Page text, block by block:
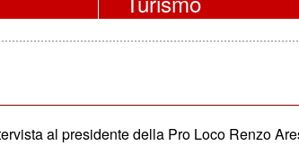
al presidente della Pro Loco Renzo